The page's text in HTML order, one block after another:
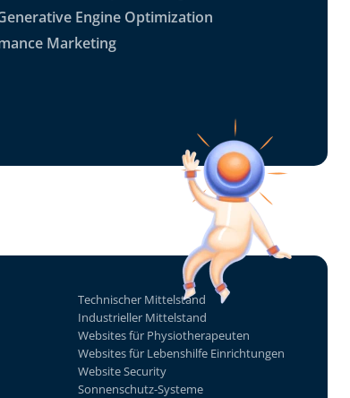
Engine Optimization
Marketing
Technischer Mittelstand
Industrieller Mittelstand
Websites für Physiotherapeuten
Websites für Lebenshilfe Einrichtungen
Website Security
Sonnenschutz-Systeme